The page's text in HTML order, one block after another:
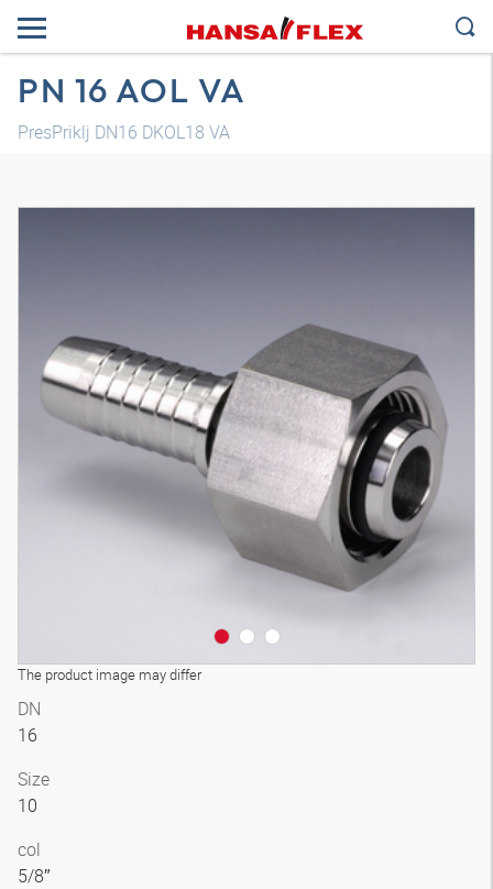
PN 16 AOL VA
PresPriklj DN16 DKOL18 VA
The product image may differ
3D model
DN
16
Size
10
col
5/8″